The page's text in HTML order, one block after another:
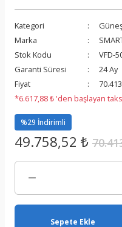
Kategori
Marka
Stok Kodu
VFD-
Garanti Süresi
24 Ay
Fiyat
*6.617,88 ₺ 'den başlayan
%29 İndirimli
49.758,52 ₺
Sepete Ekle